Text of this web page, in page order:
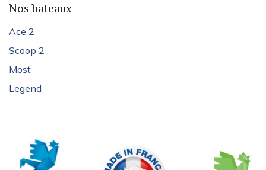
Nos bateaux
Ace 2
Scoop 2
Most
Legend